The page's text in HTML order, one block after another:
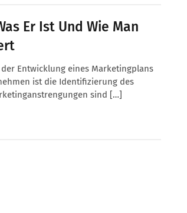
Er Ist Und Wie Man
Entwicklung eines Marketingplans
ist die Identifizierung des
sind […]